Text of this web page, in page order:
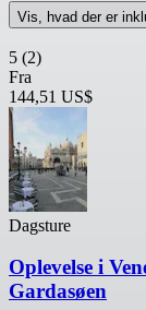
Vis, hvad der er
5 (2)
Fra
144,51 US$
Dagsture
Oplevelse i
Gardasøen